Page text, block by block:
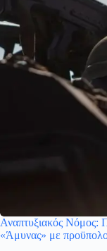
Αναπτυξιακός Νόμος:
«Άμυνας» με